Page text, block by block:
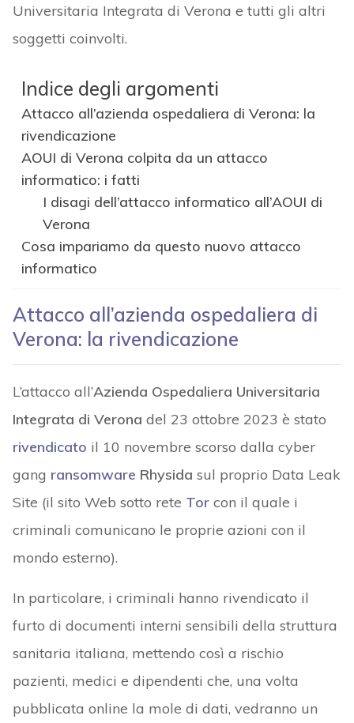
Universitaria Integrata di Verona e tutti gli altri
soggetti coinvolti.
Indice degli argomenti
Attacco all’azienda ospedaliera di Verona: la
rivendicazione
AOUI di Verona colpita da un attacco
informatico: i fatti
I disagi dell’attacco informatico all’AOUI di
Verona
Cosa impariamo da questo nuovo attacco
informatico
Attacco all’azienda ospedaliera di
Verona: la rivendicazione
L’attacco all’Azienda Ospedaliera Universitaria
Integrata di Verona del 23 ottobre 2023 è stato
rivendicato il 10 novembre scorso dalla cyber
gang ransomware Rhysida sul proprio Data Leak
Site (il sito Web sotto rete Torcon il quale i
criminali comunicano le proprie azioni con il
mondo esterno).
In particolare, i criminali hanno rivendicato il
furto di documenti interni sensibili della struttura
sanitaria italiana, mettendo così a rischio
pazienti, medici e dipendenti che, una volta
pubblicata online la mole di dati, vedranno un